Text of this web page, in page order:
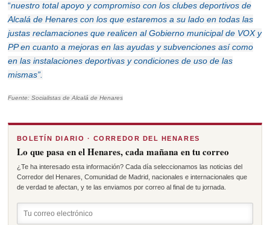
“nuestro total apoyo y compromiso con los clubes deportivos de
Alcalá de Henares con los que estaremos a su lado en todas las
justas reclamaciones que realicen alGobierno municipal de VOX y
PP en cuanto a mejoras en las ayudas y subvenciones así como
en las instalaciones deportivas y condiciones de uso de las
mismas”.
Fuente: Socialistas de Alcalá de Henares
BOLETÍN DIARIO · CORREDOR DEL HENARES
Lo que pasa en el Henares, cada mañana en tu correo
¿Te ha interesado esta información? Cada día seleccionamos las noticias del
Corredor del Henares, Comunidad de Madrid, nacionales e internacionales que
de verdad te afectan, y te las enviamos por correo al final de tu jornada.